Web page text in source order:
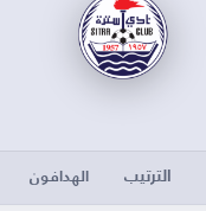
الترتيب الهدافون